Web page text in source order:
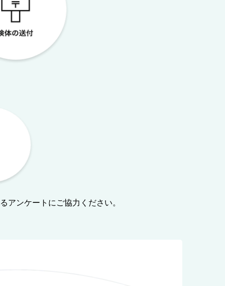
ンケートにご協力ください。